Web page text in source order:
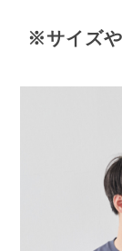
※サイズ